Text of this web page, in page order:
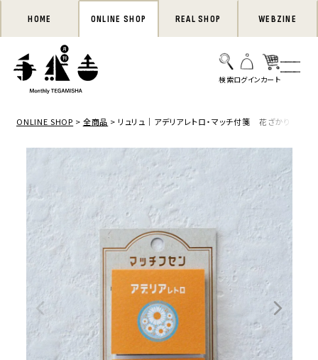
HOME ONLINE SHOP REAL SHOP WEBZINE
ONLINE SHOP 全商品 リュリュ｜アデリアレトロ・マッチ付箋 花ざかり